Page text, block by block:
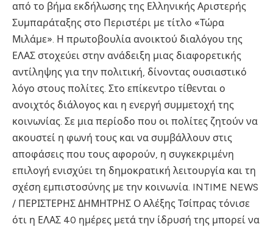
από το βήμα εκδήλωσης της Ελληνικής Αριστερής
Συμπαράταξης στο Περιστέρι με τίτλο «Τώρα
Μιλάμε». Η πρωτοβουλία ανοικτού διαλόγου της
ΕΛΑΣ στοχεύει στην ανάδειξη μιας διαφορετικής
αντίληψης για την πολιτική, δίνοντας ουσιαστικό
λόγο στους πολίτες. Στο επίκεντρο τίθενται ο
ανοιχτός διάλογος και η ενεργή συμμετοχή της
κοινωνίας. Σε μια περίοδο που οι πολίτες ζητούν να
ακουστεί η φωνή τους και να συμβάλλουν στις
αποφάσεις που τους αφορούν, η συγκεκριμένη
επιλογή ενισχύει τη δημοκρατική λειτουργία και τη
σχέση εμπιστοσύνης με την κοινωνία. INTIME NEWS
/ ΠΕΡΙΣΤΕΡΗΣ ΔΗΜΗΤΡΗΣ Ο Αλέξης Τσίπρας τόνισε
ότι η ΕΛΑΣ 40 ημέρες μετά την ίδρυσή της μπορεί να